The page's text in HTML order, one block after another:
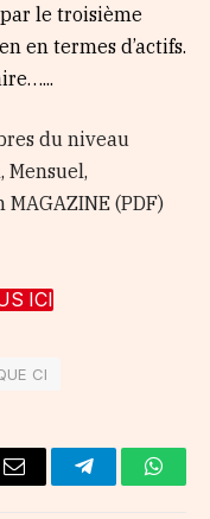
le troisième
en termes d’actifs.
du niveau
(PDF)
ICI
CI
Email Telegram